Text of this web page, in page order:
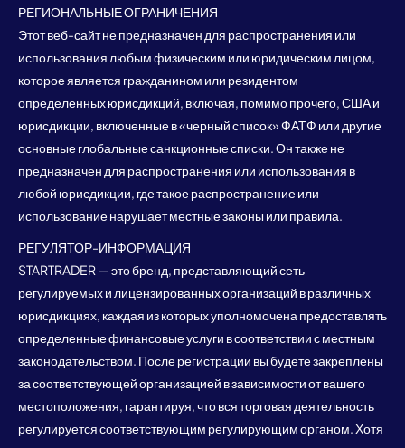
РЕГИОНАЛЬНЫЕ ОГРАНИЧЕНИЯ
Этот веб-сайт не предназначен для распространения или
использования любым физическим или юридическим лицом,
которое является гражданином или резидентом
определенных юрисдикций, включая, помимо прочего, США и
юрисдикции, включенные в «черный список» ФАТФ или другие
основные глобальные санкционные списки. Он также не
предназначен для распространения или использования в
любой юрисдикции, где такое распространение или
использование нарушает местные законы или правила.
РЕГУЛЯТОР-ИНФОРМАЦИЯ
STARTRADER — это бренд, представляющий сеть
регулируемых и лицензированных организаций в различных
юрисдикциях, каждая из которых уполномочена предоставлять
определенные финансовые услуги в соответствии с местным
законодательством. После регистрации вы будете закреплены
за соответствующей организацией в зависимости от вашего
местоположения, гарантируя, что вся торговая деятельность
регулируется соответствующим регулирующим органом. Хотя